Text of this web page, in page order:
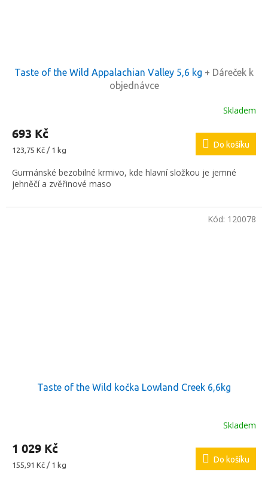
Taste of the Wild Appalachian Valley 5,6 kg + Dáreček k
objednávce
Skladem
693 Kč
Měrná
123,75 Kč / 1 kg
Do košíku
Gurmánské bezobilné krmivo, kde hlavní složkou je jemné
jehněčí a zvěřinové maso
Taste of the Wild kočka Lowland Creek 6,6kg
Skladem
1 029 Kč
Měrná
155,91 Kč / 1 kg
Do košíku
Kód: 120078